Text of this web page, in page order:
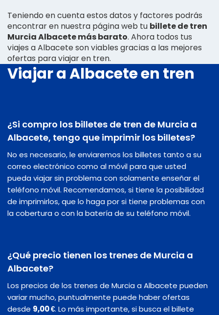
Teniendo en cuenta estos datos y factores podrás
encontrar en nuestra página web tu billete de tren
Murcia Albacete más barato. Ahora todos tus
viajes a Albacete son viables gracias a las mejores
ofertas para viajar en tren.
Viajar a Albacete en tren
¿Si compro los billetes de tren de Murcia a
Albacete, tengo que imprimir los billetes?
No es necesario, le enviaremos los billetes tanto a su
correo electrónico como al móvil para que usted
pueda viajar sin problema con solamente enseñar el
teléfono móvil. Recomendamos, si tiene la posibilidad
de imprimirlos, que lo haga por si tiene problemas con
la cobertura o con la batería de su teléfono móvil.
¿Qué precio tienen los trenes de Murcia a
Albacete?
Los precios de los trenes de Murcia a Albacete pueden
variar mucho, puntualmente puede haber ofertas
desde 9,00 €. Lo más importante, si busca el billete